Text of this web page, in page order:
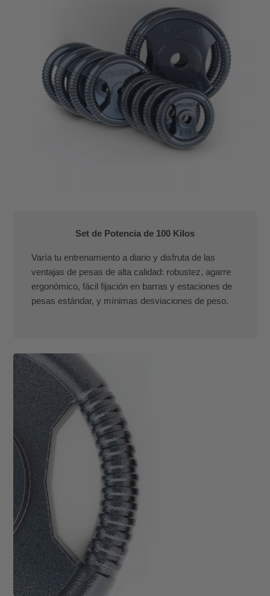
Set de Potencia de 100 Kilos
Varía tu entrenamiento a diario y disfruta de las
ventajas de pesas de alta calidad: robustez, agarre
ergonómico, fácil fijación en barras y estaciones de
pesas estándar, y mínimas desviaciones de peso.